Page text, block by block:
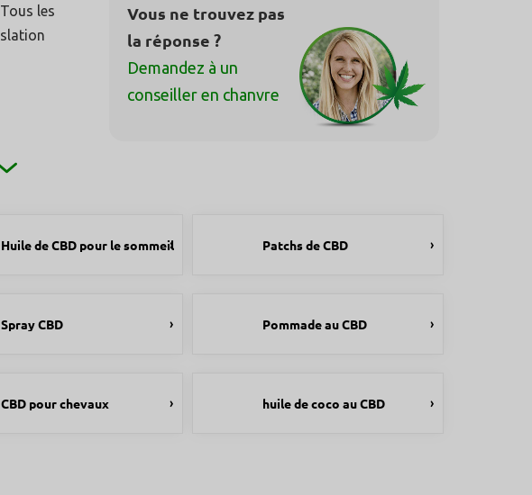
les
Vous ne trouvez pas
la réponse ?
Demandez à un
conseiller en chanvre
Huile de CBD pour le sommeil Patchs de CBD
Spray CBD Pommade au CBD
CBD pour chevaux huile de coco au CBD